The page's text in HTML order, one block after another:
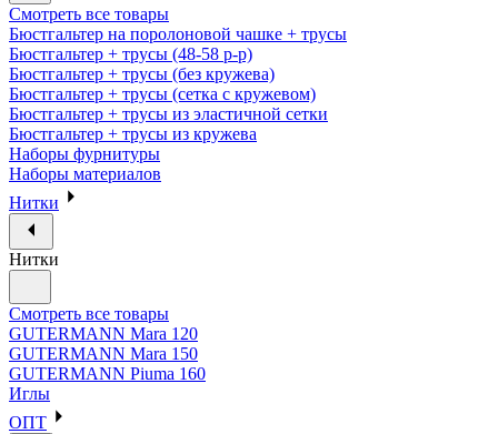
Смотреть все товары
Бюстгальтер на поролоновой чашке + трусы
Бюстгальтер + трусы (48-58 р-р)
Бюстгальтер + трусы (без кружева)
Бюстгальтер + трусы (сетка с кружевом)
Бюстгальтер + трусы из эластичной сетки
Бюстгальтер + трусы из кружева
Наборы фурнитуры
Наборы материалов
Нитки
Нитки
Смотреть все товары
GUTERMANN Mara 120
GUTERMANN Mara 150
GUTERMANN Piuma 160
Иглы
ОПТ